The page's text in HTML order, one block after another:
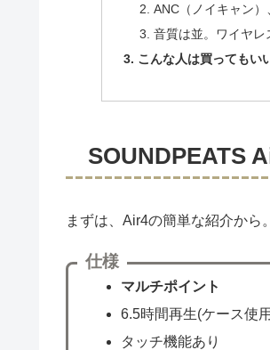
ANC（ノイキャン）
音質は並。ワイヤレ
こんな人は買ってもい
SOUNDPEATS
まずは、Air4の簡単な紹介から。
仕様
マルチポイント
6.5時間再生(ケース使
タッチ機能あり